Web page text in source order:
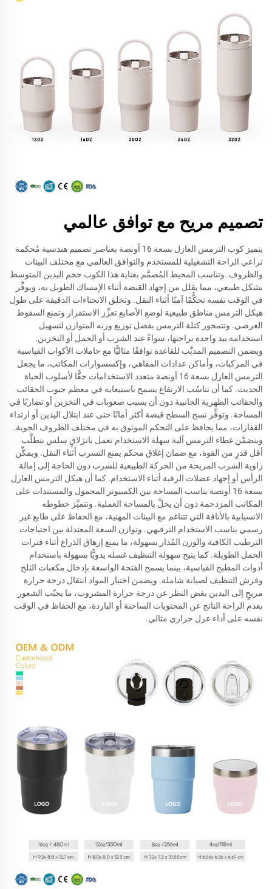
تصميم مريح مع توافق عالمي
يتميز كوب الترمس العازل بسعة 16 أونصة بعناصر تصميم هندسية مُحكمة
تراعي الراحة التشغيلية للمستخدم والتوافق العالمي مع مختلف البيئات
والظروف. وتناسب المحيط المُصمَّم بعناية هذا الكوب حجم اليدين المتوسط
بشكل طبيعي، مما يقلل من إجهاد القبضة أثناء الإمساك الطويل به، ويوفِّر
في الوقت نفسه تحكُّمًا آمنًا أثناء النقل. وتخلق الانحناءات الدقيقة على طول
هيكل الترمس مناطق طبيعية لوضع الأصابع تعزِّز الاستقرار وتمنع السقوط
العرضي. وتتمحور كتلة الترمس بفضل توزيع وزنه المتوازن لتسهيل
استخدامه بيد واحدة براحتها، سواءً عند الشرب أو الحمل أو التخزين.
ويضمن التصميم المدبَّب للقاعدة توافقًا مثاليًّا مع حاملات الأكواب القياسية
في المركبات، وأماكن عدادات المقاهي، وإكسسوارات المكاتب، ما يجعل
الترمس العازل بسعة 16 أونصة متعدد الاستخدامات حقًّا لأسلوب الحياة
الحديث. كما أن تناسُب الارتفاع يسمح باستيعابه في معظم جيوب الحقائب
والحقائب الظهرية الجانبية دون أن يسبب صعوبات في التخزين أو تضاربًا في
المساحة. وتوفِّر نسج السطح قبضة أكثر أمانًا حتى عند ابتلال اليدين أو ارتداء
القفازات، مما يحافظ على التحكم الموثوق به في مختلف الظروف الجوية.
ويتضمَّن غطاء الترمس آلية سهلة الاستخدام تعمل بانزلاقٍ سلس يتطلَّب
أقل قدرٍ من القوة، مع ضمان إغلاق محكم يمنع التسرب أثناء النقل. ويمكِّن
زاوية الشرب المريحة من الحركة الطبيعية للشرب دون الحاجة إلى إمالة
الرأس أو إجهاد عضلات الرقبة أثناء الاستخدام. كما أن هيكل الترمس العازل
بسعة 16 أونصة يناسب المساحة بين الكمبيوتر المحمول والمستندات على
المكاتب المزدحمة دون أن يخلَّ بالمساحة العملية. وتتميَّز خطوطه
الانسيابية بالأناقة التي تتناغم مع البيئات المهنية، مع الحفاظ على طابع غير
رسمي يناسب الاستخدام الترفيهي. وتوازن السعة المعتدلة بين احتياجات
الترطيب الكافية والوزن المُدار بسهولة، ما يمنع إرهاق الذراع أثناء فترات
الحمل الطويلة. كما يتيح سهولة التنظيف غسله يدويًّا بسهولة باستخدام
أدوات المطبخ القياسية، بينما يسمح الفتحة الواسعة بإدخال مكعبات الثلج
وفرش التنظيف لصيانة شاملة. ويضمن اختيار المواد انتقال درجة حرارة
مريحٍ إلى اليدين بغض النظر عن درجة حرارة المشروب، ما يجنّب الشعور
بعدم الراحة الناتج عن المحتويات الساخنة أو الباردة، مع الحفاظ في الوقت
نفسه على أداء عزل حراري مثالي.